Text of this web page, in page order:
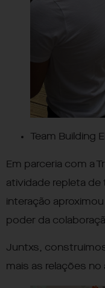
Team Building
Em parceria com a
atividade repleta de
interação
poder da
Juntxs,
mais as relações